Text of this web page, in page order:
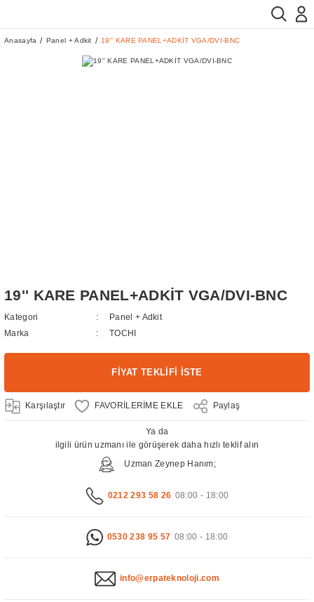
Anasayfa Panel + Adkit 19'' KARE PANEL+ADKİT VGA/DVI-BNC
19'' KARE PANEL+ADKİT VGA/DVI-BNC
Kategori
Panel + Adkit
Marka
TOCHI
FİYAT TEKLİFİ İSTE
Karşılaştır Paylaş
Ya da
ilgili ürün uzmanı ile görüşerek daha hızlı teklif alın
Uzman Zeynep Hanım;
0212 293 58 26 08:00 - 18:00
0530 238 95 57 08:00 - 18:00
info@erpateknoloji.com